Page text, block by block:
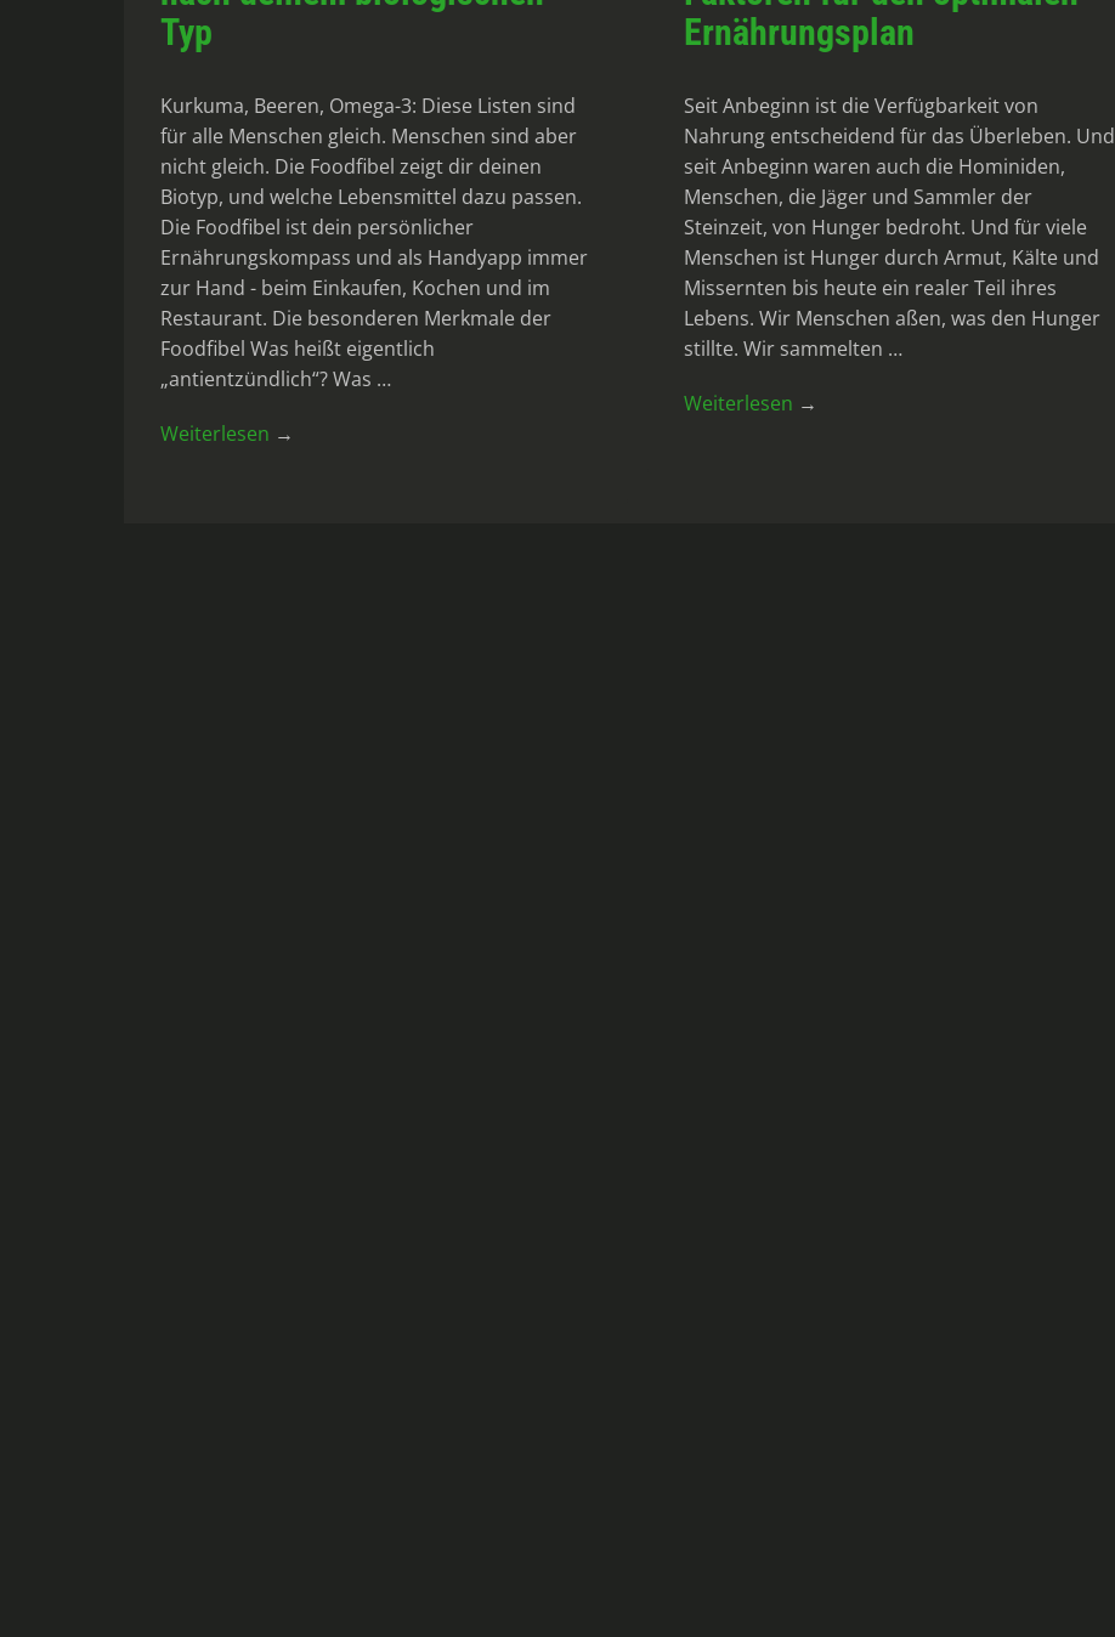
Typ
Kurkuma, Beeren, Omega-3: Diese Listen sind
für alle Menschen gleich. Menschen sind aber
nicht gleich. Die Foodfibel zeigt dir deinen
Biotyp, und welche Lebensmittel dazu passen.
Die Foodfibel ist dein persönlicher
Ernährungskompass und als Handyapp immer
zur Hand - beim Einkaufen, Kochen und im
Restaurant. Die besonderen Merkmale der
Foodfibel Was heißt eigentlich
„antientzündlich“? Was …
Weiterlesen →
Ernährungsplan
Seit Anbeginn ist die Verfügbarkeit von
Nahrung entscheidend für das Überleben. Und
seit Anbeginn waren auch die Hominiden,
Menschen, die Jäger und Sammler der
Steinzeit, von Hunger bedroht. Und für viele
Menschen ist Hunger durch Armut, Kälte und
Missernten bis heute ein realer Teil ihres
Lebens. Wir Menschen aßen, was den Hunger
stillte. Wir sammelten …
Weiterlesen →